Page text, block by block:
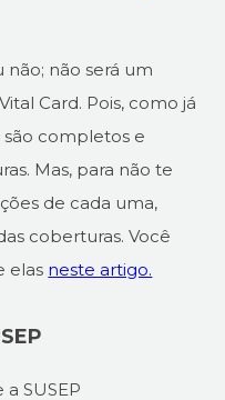
não será um
Card. Pois, como já
completos e
Mas, para não te
de cada uma,
coberturas. Você
elas neste artigo.
SUSEP